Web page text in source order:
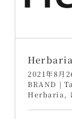
Herbaria
2021年8月
BRAND |
Herbaria ,